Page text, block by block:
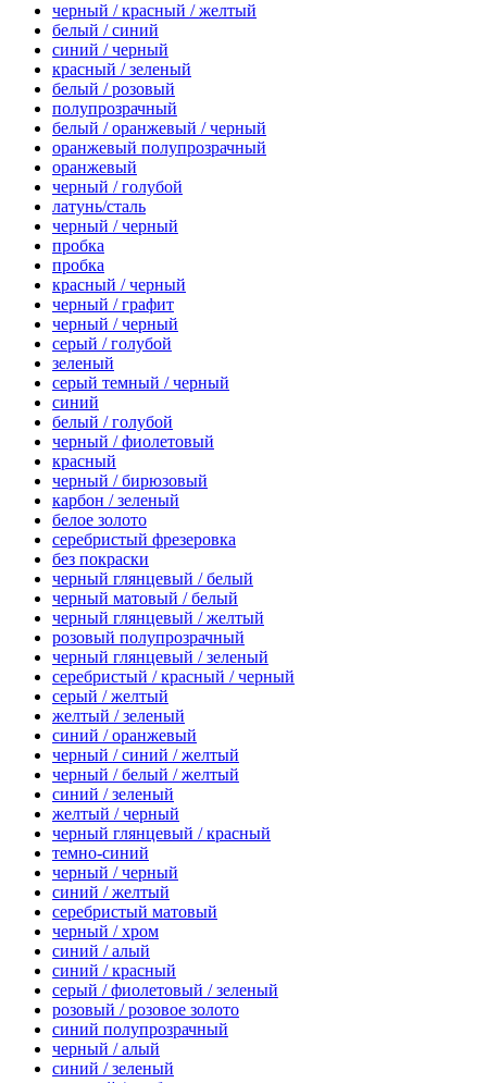
черный / красный / желтый
белый / синий
синий / черный
красный / зеленый
белый / розовый
полупрозрачный
белый / оранжевый / черный
оранжевый полупрозрачный
оранжевый
черный / голубой
латунь/сталь
черный / черный
пробка
пробка
красный / черный
черный / графит
черный / черный
серый / голубой
зеленый
серый темный / черный
синий
белый / голубой
черный / фиолетовый
красный
черный / бирюзовый
карбон / зеленый
белое золото
серебристый фрезеровка
без покраски
черный глянцевый / белый
черный матовый / белый
черный глянцевый / желтый
розовый полупрозрачный
черный глянцевый / зеленый
серебристый / красный / черный
серый / желтый
желтый / зеленый
синий / оранжевый
черный / синий / желтый
черный / белый / желтый
синий / зеленый
желтый / черный
черный глянцевый / красный
темно-синий
черный / черный
синий / желтый
серебристый матовый
черный / хром
синий / алый
синий / красный
серый / фиолетовый / зеленый
розовый / розовое золото
синий полупрозрачный
черный / алый
синий / зеленый